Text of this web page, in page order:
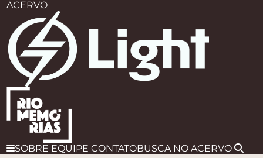
ACERVO
SOBRE EQUIPE CONTATOBUSCA NO ACERVO